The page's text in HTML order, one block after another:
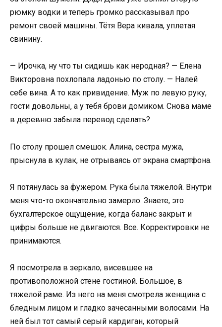
рюмку водки и теперь громко рассказывал про
ремонт своей машины. Тётя Вера кивала, уплетая
свинину.
— Ирочка, ну что ты сидишь как неродная? — Елена
Викторовна похлопала ладонью по столу. — Налей
себе вина. А то как привидение. Муж по левую руку,
гости довольны, а у тебя брови домиком. Снова маме
в деревню забыла перевод сделать?
По столу прошел смешок. Алина, сестра мужа,
прыснула в кулак, не отрываясь от экрана смартфона.
Я потянулась за фужером. Рука была тяжелой. Внутри
меня что-то окончательно замерло. Знаете, это
бухгалтерское ощущение, когда баланс закрыт и
цифры больше не двигаются. Все. Корректировки не
принимаются.
Я посмотрела в зеркало, висевшее на
противоположной стене гостиной. Большое, в
тяжелой раме. Из него на меня смотрела женщина с
бледным лицом и гладко зачесанными волосами. На
ней был тот самый серый кардиган, который